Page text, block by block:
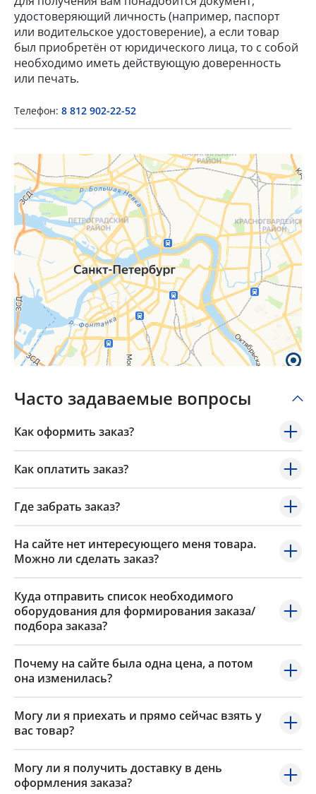
удостоверяющий личность (например, паспорт
или водительское удостоверение), а если товар
был приобретён от юридического лица, то с собой
необходимо иметь действующую доверенность
или печать.
Телефон: 8 812 902-22-52
Часто задаваемые вопросы
Как оформить заказ?
Как оплатить заказ?
Где забрать заказ?
На сайте нет интересующего меня товара.
Можно ли сделать заказ?
Куда отправить список необходимого
оборудования для формирования заказа/
подбора заказа?
Почему на сайте была одна цена, а потом
она изменилась?
Могу ли я приехать и прямо сейчас взять у
вас товар?
Могу ли я получить доставку в день
оформления заказа?
Popup Title
Popup Content